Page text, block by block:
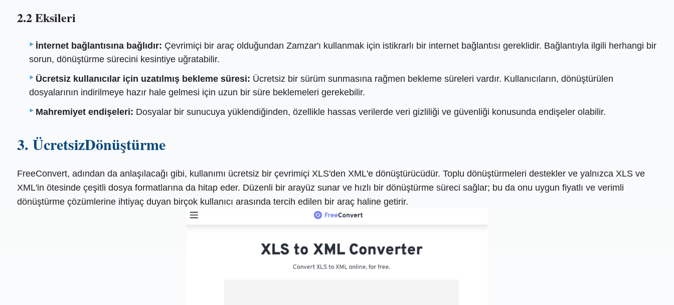
2.2 Eksileri
İnternet bağlantısına bağlıdır: Çevrimiçi bir araç olduğundan Zamzar'ı kullanmak için istikrarlı bir internet bağlantısı gereklidir. Bağlantıyla ilgili herhangi bir
sorun, dönüştürme sürecini kesintiye uğratabilir.
Ücretsiz kullanıcılar için uzatılmış bekleme süresi: Ücretsiz bir sürüm sunmasına rağmen bekleme süreleri vardır. Kullanıcıların, dönüştürülen
dosyalarının indirilmeye hazır hale gelmesi için uzun bir süre beklemeleri gerekebilir.
Mahremiyet endişeleri: Dosyalar bir sunucuya yüklendiğinden, özellikle hassas verilerde veri gizliliği ve güvenliği konusunda endişeler olabilir.
3. ÜcretsizDönüştürme
FreeConvert, adından da anlaşılacağı gibi, kullanımı ücretsiz bir çevrimiçi XLS'den XML'e dönüştürücüdür. Toplu dönüştürmeleri destekler ve yalnızca XLS ve
XML'in ötesinde çeşitli dosya formatlarına da hitap eder. Düzenli bir arayüz sunar ve hızlı bir dönüştürme süreci sağlar; bu da onu uygun fiyatlı ve verimli
dönüştürme çözümlerine ihtiyaç duyan birçok kullanıcı arasında tercih edilen bir araç haline getirir.